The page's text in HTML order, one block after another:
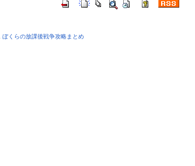
ぼくらの放課後戦争攻略まとめ